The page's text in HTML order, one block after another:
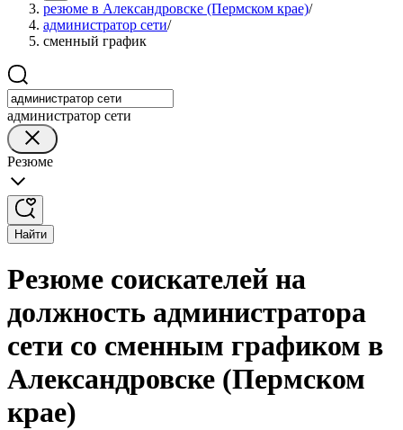
резюме в Александровске (Пермском крае)/
администратор сети/
сменный график
администратор сети
Резюме
Найти
Резюме соискателей на
должность администратора
сети со сменным графиком в
Александровске (Пермском
крае)